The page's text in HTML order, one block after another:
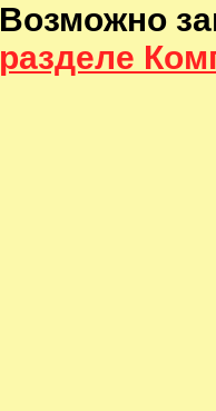
Возможно
разделе